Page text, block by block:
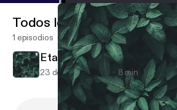
Todos los episodios
1 episodios
Etapas de bioseparacion
23 de oct de 2020 8 min